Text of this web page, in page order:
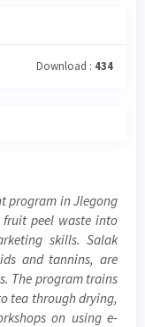
Download : 434
program in Jlegong
fruit peel waste into
skills. Salak
and tannins, are
The program trains
tea through drying,
on using e-